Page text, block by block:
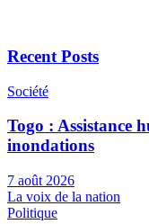
Recent Posts
Société
Togo : Assistance
inondations
7 août 2026
La voix de la nation
Politique